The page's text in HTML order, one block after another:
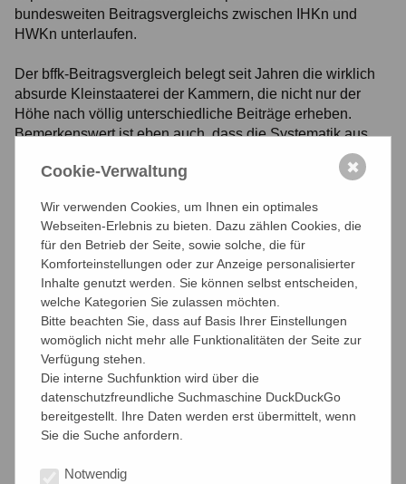
bundesweiten Beitragsvergleichs zwischen IHKn und
HWKn unterlaufen.
Der bffk-Beitragsvergleich belegt seit Jahren die wirklich
absurde Kleinstaaterei der Kammern, die nicht nur der
Höhe nach völlig unterschiedliche Beiträge erheben.
Bemerkenswert ist eben auch, dass die Systematik aus
Grundbeiträgen und Umlagen völlig unterschiedlich ist. Da
gibt es IHKn mit einem für alle Mitglieder einheitlichen
diesem Gestrüpp haben wir uns in diesem Jahr
verheddert. Da wir keine falschen Zahlen veröffentlichen
wollen, müssen wir also die Veröffentlichung um ca. 2
Wochen verschieben.
16.11.2017
teilen teilen teilen
Cookie-Verwaltung
Wir verwenden Cookies, um Ihnen ein optimales
Webseiten-Erlebnis zu bieten. Dazu zählen Cookies, die
für den Betrieb der Seite, sowie solche, die für
Komforteinstellungen oder zur Anzeige personalisierter
Inhalte genutzt werden. Sie können selbst entscheiden,
welche Kategorien Sie zulassen möchten.
Bitte beachten Sie, dass auf Basis Ihrer Einstellungen
womöglich nicht mehr alle Funktionalitäten der Seite zur
Verfügung stehen.
Die interne Suchfunktion wird über die
datenschutzfreundliche Suchmaschine DuckDuckGo
bereitgestellt. Ihre Daten werden erst übermittelt, wenn
Sie die Suche anfordern.
Notwendig
✖